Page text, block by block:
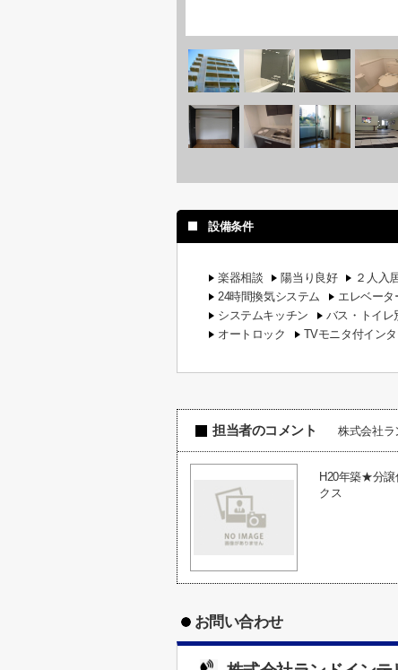
設備条件
楽器相談 陽当り良好 ２人入
24時間換気システム
エレベータ
システムキッチン
バス・トイレ
オートロック
TVモニタ付イン
担当者のコメント 株式会社ラ
H20年築★分
クス
お問い合わせ